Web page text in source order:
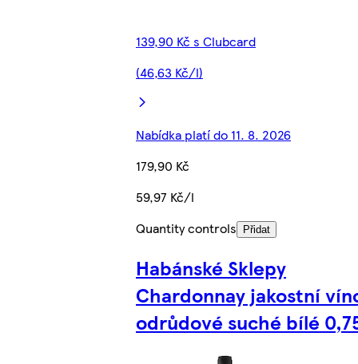
139,90 Kč s Clubcard
(46,63 Kč/l)
Nabídka platí do 11. 8. 2026
179,90 Kč
59,97 Kč/l
Quantity controls
Přidat
Habánské Sklepy
Chardonnay jakostní
odrůdové suché bílé